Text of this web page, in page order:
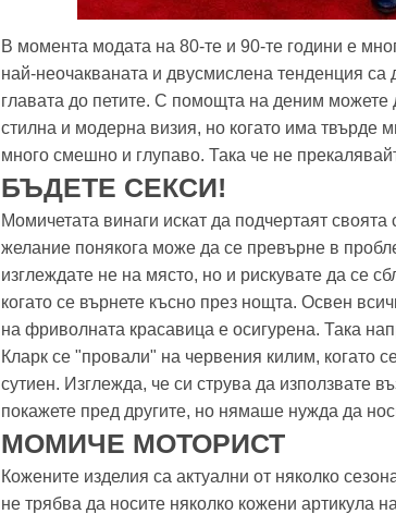
В момента модата на 80-те и 90-те години е
най-неочакваната и двусмислена тенденция са
главата до петите. С помощта на деним можете
стилна и модерна визия, но когато има твърде
много смешно и глупаво. Така че не
БЪДЕТЕ СЕКСИ!
Момичетата винаги искат да подчертаят своята
желание понякога може да се превърне в
изглеждате не на място, но и рискувате да се
когато се върнете късно през нощта. Освен
на фриволната красавица е осигурена. Така
Кларк се "провали" на червения килим, когато
сутиен. Изглежда, че си струва да използвате
покажете пред другите, но нямаше нужда да
МОМИЧЕ МОТОРИСТ
Кожените изделия са актуални от няколко
не трябва да носите няколко кожени артикула